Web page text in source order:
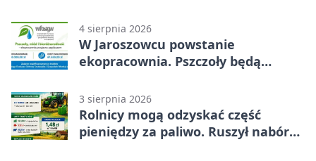
4 sierpnia 2026
W Jaroszowcu powstanie
ekopracownia. Pszczoły będą
3 sierpnia 2026
Rolnicy mogą odzyskać część
pieniędzy za paliwo. Ruszył nabór